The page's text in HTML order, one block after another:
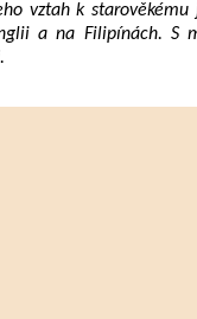
vztah k
a na Filipínách. S